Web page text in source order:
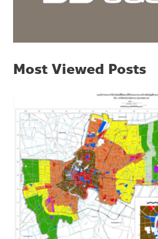
Most Viewed Posts